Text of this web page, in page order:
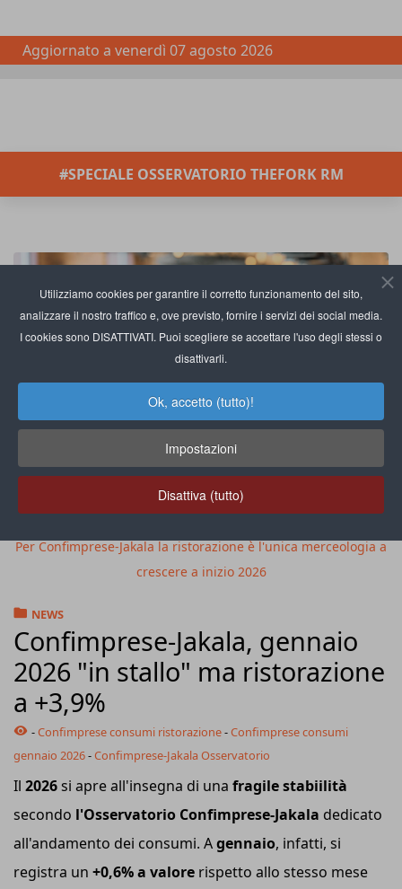
Utilizziamo cookies per garantire il corretto funzionamento del sito,
analizzare il nostro traffico e, ove previsto, fornire i servizi dei social media.
I cookies sono DISATTIVATI. Puoi scegliere se accettare l'uso degli stessi o
disattivarli.
Ok, accetto (tutto)!
Impostazioni
Disattiva (tutto)
Aggiornato a venerdì 07 agosto 2026
#SPECIALE OSSERVATORIO THEFORK RM
Per Confimprese-Jakala la ristorazione è l'unica merceologia a
crescere a inizio 2026
NEWS
Confimprese-Jakala, gennaio
2026 "in stallo" ma ristorazione
a +3,9%
-Confimprese consumi ristorazione-Confimprese consumi
gennaio 2026-Confimprese-Jakala Osservatorio
Il 2026si apre all'insegna di una fragile stabiilità
secondo l'Osservatorio Confimprese-Jakala dedicato
all'andamento dei consumi. Agennaio, infatti, si
registra un +0,6% a valore rispetto allo stesso mese